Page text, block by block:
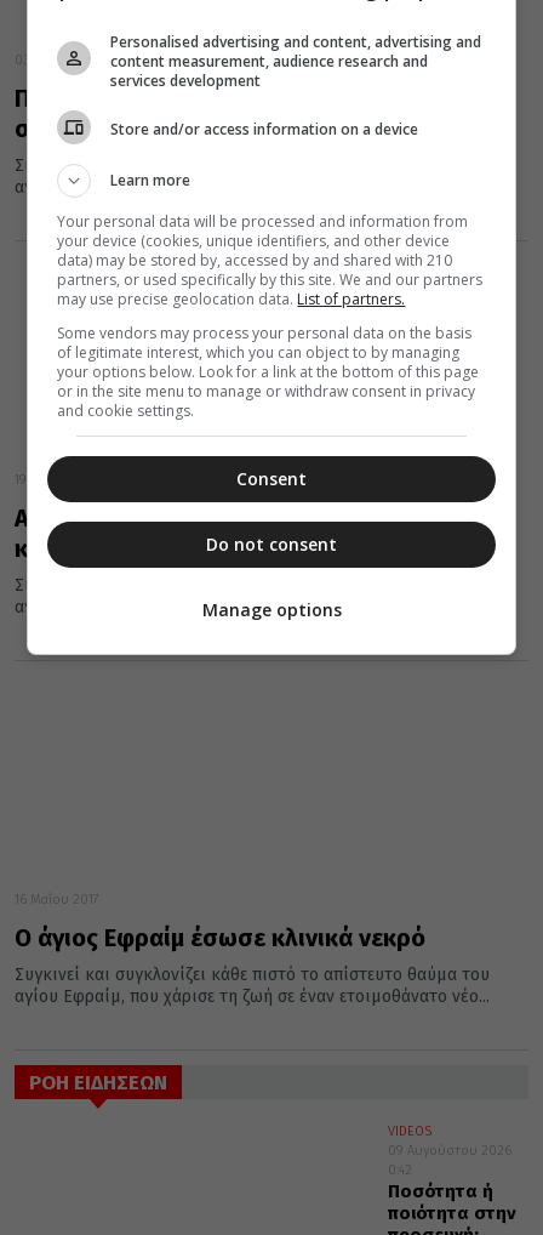
03 Απριλίου 2019
Πως ο Άγιος Εφραίμ έσωσε κλινικά νεκρό
στην Κρήτη – Απίστευτη ιστορία
Συγκινεί και συγκλονίζει κάθε πιστό το απίστευτο θαύμα του
αγίου Εφραίμ, που χάρισε τη ζωή σε έναν ετοιμοθάνατο νέο...
19 Δεκεμβρίου 2018
Απίστευτο θαύμα: Ο άγιος Εφραίμ έσωσε
κλινικά νεκρό
Συγκινεί και συγκλονίζει κάθε πιστό το απίστευτο θαύμα του
αγίου Εφραίμ, που χάρισε τη ζωή σε έναν ετοιμοθάνατο νέο...
16 Μαΐου 2017
Ο άγιος Εφραίμ έσωσε κλινικά νεκρό
Συγκινεί και συγκλονίζει κάθε πιστό το απίστευτο θαύμα του
αγίου Εφραίμ, που χάρισε τη ζωή σε έναν ετοιμοθάνατο νέο...
ΡΟΗ ΕΙΔΗΣΕΩΝ
VIDEOS
09 Αυγούστου 2026
0:42
Ποσότητα ή
ποιότητα στην
Personalised advertising and content, advertising and
content measurement, audience research and
services development
Store and/or access information on a device
Learn more
Your personal data will be processed and information from
your device (cookies, unique identifiers, and other device
data) may be stored by, accessed by and shared with 210
partners, or used specifically by this site. We and our partners
may use precise geolocation data. List of partners.
Some vendors may process your personal data on the basis
of legitimate interest, which you can object to by managing
your options below. Look for a link at the bottom of this page
or in the site menu to manage or withdraw consent in privacy
and cookie settings.
Consent
Do not consent
Manage options